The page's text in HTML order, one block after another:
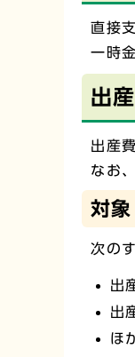
直接
一時
出
出産
なお
対象
次の
出
出
ほ